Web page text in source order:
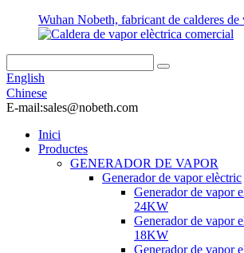
Wuhan Nobeth, fabricant de calderes
English
Chinese
E-mail:sales@nobeth.com
Inici
Productes
GENERADOR DE VAPOR
Generador de vapor elèctric
Generador de vapor
24KW
Generador de vapor
18KW
Generador de vapor